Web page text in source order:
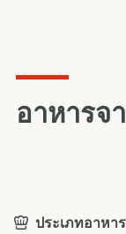
อาหารจ
ประเภทอาหา